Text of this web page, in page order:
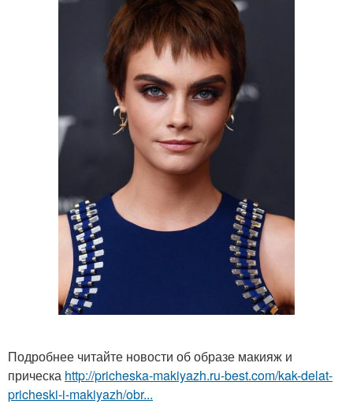
Подробнее читайте новости об образе макияж и
прическа http://pricheska-makiyazh.ru-best.com/kak-delat-
pricheski-i-makiyazh/obr...